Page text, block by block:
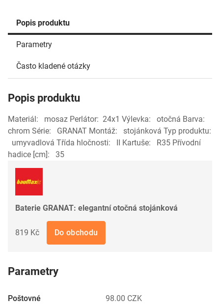
Popis produktu
Parametry
Často kladené otázky
Popis produktu
Materiál: mosaz Perlátor: 24x1 Výlevka: otočná Barva:
chrom Série: GRANAT Montáž: stojánková Typ produktu:
umyvadlová Třída hločnosti: II Kartuše: R35 Přívodní
hadice [cm]: 35
Baterie GRANAT: elegantní otočná stojánková
819 Kč Do obchodu
Parametry
Poštovné 98.00 CZK